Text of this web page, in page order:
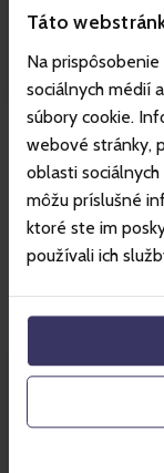
Táto
Na
sociálnych médií
súbory cookie.
webové stránky,
oblasti
môžu príslušné
ktoré ste im
používali ich
Skvelé ceny
Gopassom.